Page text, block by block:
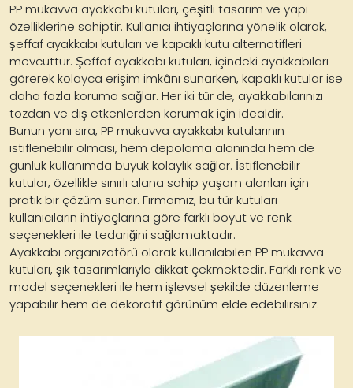
PP mukavva ayakkabı kutuları, çeşitli tasarım ve yapı
özelliklerine sahiptir. Kullanıcı ihtiyaçlarına yönelik olarak,
şeffaf ayakkabı kutuları ve kapaklı kutu alternatifleri
mevcuttur. Şeffaf ayakkabı kutuları, içindeki ayakkabıları
görerek kolayca erişim imkânı sunarken, kapaklı kutular ise
daha fazla koruma sağlar. Her iki tür de, ayakkabılarınızı
tozdan ve dış etkenlerden korumak için idealdir.
Bunun yanı sıra, PP mukavva ayakkabı kutularının
istiflenebilir olması, hem depolama alanında hem de
günlük kullanımda büyük kolaylık sağlar. İstiflenebilir
kutular, özellikle sınırlı alana sahip yaşam alanları için
pratik bir çözüm sunar. Firmamız, bu tür kutuları
kullanıcıların ihtiyaçlarına göre farklı boyut ve renk
seçenekleri ile tedariğini sağlamaktadır.
Ayakkabı organizatörü olarak kullanılabilen PP mukavva
kutuları, şık tasarımlarıyla dikkat çekmektedir. Farklı renk ve
model seçenekleri ile hem işlevsel şekilde düzenleme
yapabilir hem de dekoratif görünüm elde edebilirsiniz.